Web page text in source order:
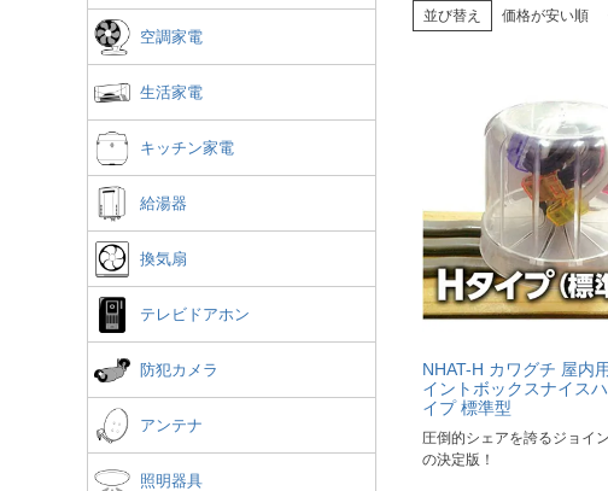
空調家電
生活家電
キッチン家電
給湯器
換気扇
テレビドアホン
防犯カメラ
アンテナ
照明器具
並び替え 価格が安い順
NHAT-H カワグチ 屋内
イントボックスナイス
イプ 標準型
圧倒的シェアを誇るジョイ
の決定版！